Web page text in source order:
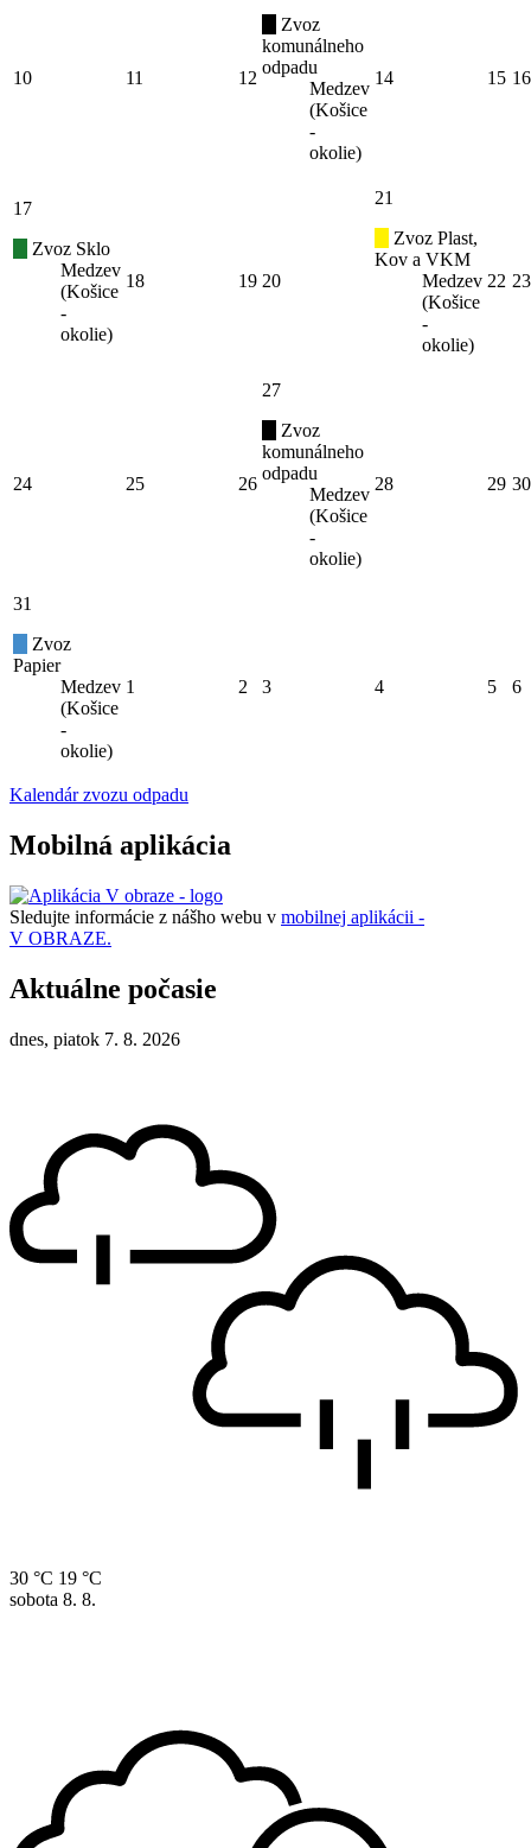
10 11 12
Zvoz
komunálneho
odpadu
Medzev
(Košice
-
okolie)
14 15 16
17
Zvoz Sklo
Medzev
(Košice
-
okolie)
18 19 20
21
Zvoz Plast,
Kov a VKM
Medzev
(Košice
-
okolie)
22 23
24 25 26
27
Zvoz
komunálneho
odpadu
Medzev
(Košice
-
okolie)
28 29 30
31
Zvoz
Papier
Medzev
(Košice
-
okolie)
1 2 3 4 5 6
Kalendár zvozu odpadu
Mobilná aplikácia
Sledujte informácie z nášho webu v mobilnej aplikácii -
V OBRAZE.
Aktuálne počasie
dnes, piatok 7. 8. 2026
30 °C 19 °C
sobota 8. 8.